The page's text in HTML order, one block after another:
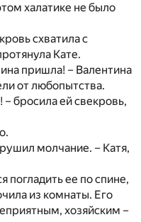
халатике не было
схватила с
Кате.
пришла! – Валентина
от любопытства.
бросила ей свекровь,
молчание. – Катя,
погладить ее по спине,
из комнаты. Его
хозяйским –